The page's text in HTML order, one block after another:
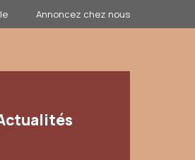
Annoncez chez nous